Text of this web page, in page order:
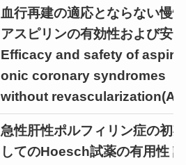
⾎⾏再建の適応とならない慢
アスピリンの有効性および安
Efficacy and safety of
onic coronary syndromes
without
急性肝性ポルフィリン症の初
してのHoesch試薬の有用性